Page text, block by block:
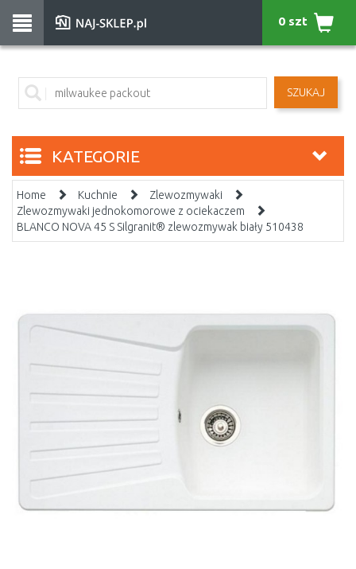
SZUKAJ
0 szt
KATEGORIE
Home Kuchnie
Zlewozmywaki
Zlewozmywaki jednokomorowe z ociekaczem
BLANCO NOVA 45 S Silgranit® zlewozmywak biały 510438